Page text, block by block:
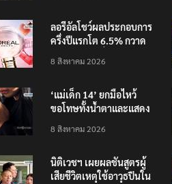
ลอรีอัลโชว์ผลประกอบการ
ครึ่งปีแรกโต 6.5% กวาด
คว้าไลเซนส์ ‘กุชชี่’ 50 ปี
ตลาดไทย
8 สิงหาคม 2026
‘แม่เด็ก 14’ ยกมือไหว้
ขอโทษทั้งน้ำตาและแสดง
เสียชีวิต
8 สิงหาคม 2026
นิติเวชฯ เผยผลชันสูตรผู้
เสียชีวิตเหตุใช้อาวุธปืนใน